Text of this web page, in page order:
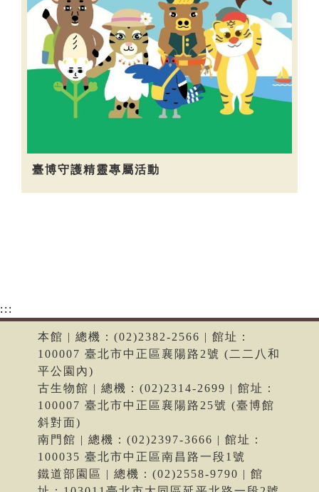
臺博守護精靈專屬活動
:::
本館 | 總機：(02)2382-2566 | 館址：
100007 臺北市中正區襄陽路2號 (二二八和
平公園內)
古生物館 | 總機：(02)2314-2699 | 館址：
100007 臺北市中正區襄陽路25號 (臺博館
斜對面)
南門館 | 總機：(02)2397-3666 | 館址：
100035 臺北市中正區南昌路一段1號
鐵道部園區 | 總機：(02)2558-9790 | 館